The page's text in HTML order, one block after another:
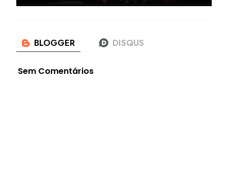
Sem Comentários